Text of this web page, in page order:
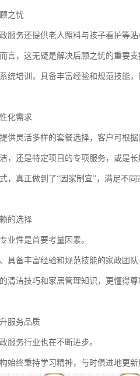
之忧
服务还提供老人照料与孩子看护等贴
言，这无疑是解决后顾之忧的重要支
统培训，具备丰富经验和规范技能
化需求
供灵活多样的套餐选择，客户可根据
，还是特定项目的专项服务，或是
，真正做到了“因家制宜”，满足不同
的选择
业性是首要考量因素。
具备丰富经验和规范技能的家政团
清洁技巧和家居管理知识，更懂得
服务品质
服务行业也在不断进步。
始终秉持学习精神，与时俱进地更